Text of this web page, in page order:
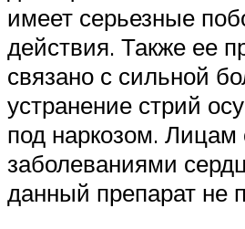
имеет серьезные
действия. Также ее
связано с сильной
устранение стрий
под наркозом. Лицам
заболеваниями
данный препарат не